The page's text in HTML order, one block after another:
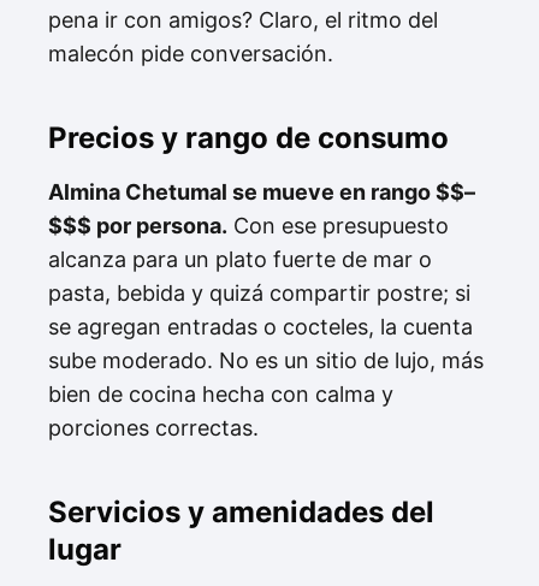
pena ir con amigos? Claro, el ritmo del
malecón pide conversación.
Precios y rango de consumo
Almina Chetumal se mueve en rango $$–
$$$ por persona. Con ese presupuesto
alcanza para un plato fuerte de mar o
pasta, bebida y quizá compartir postre; si
se agregan entradas o cocteles, la cuenta
sube moderado. No es un sitio de lujo, más
bien de cocina hecha con calma y
porciones correctas.
Servicios y amenidades del
lugar